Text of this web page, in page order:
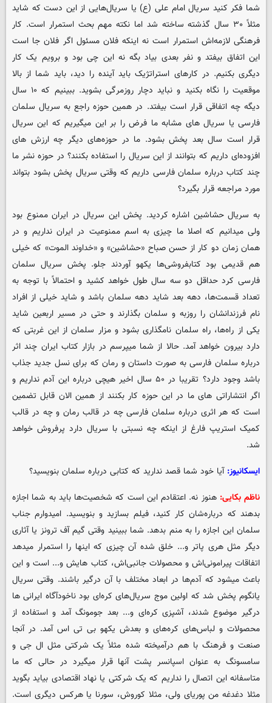
شما فکر کنید سریال امام علی (ع) یا سریال‌هایی از این دست که شاید
مثلاً ۳۰ سال گذشته ساخته شد اما نکته مهم بحث استمرار است. کار
فرهنگی لازمه‌اش استمرار است نه اینکه فلان مسئول اگر فلان جا است
این اتفاق بیفتد و نفر بعدی بیاد بگه نه این چی بود و برویم یک کار
دیگری بکنیم. در کارهای استراتژیک باید آینده را دید، باید شما از بالا
موقعیت را نگاه بکنید و نباید دچار روزمرگی بشوید. ببینیم که ۱۰ سال
دیگه چه اتفاقی قرار است بیفتد. در همین حوزه راجع به سریال سلمان
فارسی یا سریال های مشابه ما فرض را بر این میگیریم که این سریال
قرار است سال بعد پخش بشود. ما در حوزه‌های دیگر چه ارزش های
افزوده‌ای داریم که بتوانند از این سریال را استفاده بکنند؟ در حوزه نشر ما
چند کتاب درباره سلمان فارسی داریم که وقتی سریال پخش بشود بتواند
مورد مراجعه قرار بگیرد؟
به سریال حشاشین اشاره کردید. پخش این سریال در ایران ممنوع بود
ولی میدانیم که اصلا ما چیزی به اسم ممنوعیت در ایران نداریم و در
همان زمان دو کار از حسن صباح «حشاشین» و «خداوند الموت» که خیلی
هم قدیمی بود کتابفروشی‌ها یکهو آوردند جلو. پخش سریال سلمان
فارسی کرد حداقل دو سه سال طول خواهد کشید و احتمالاً با توجه به
تعداد قسمت‌ها، دهه بعد شاید دهه سلمان باشد و شاید خیلی از افراد
نام فرزندانشان را روزبه و سلمان بگذارند و حتی در مسیر اربعین شاید
یکی از راه‌ها، راه سلمان نامگذاری بشود و مزار سلمان از این غربتی که
دارد بیرون خواهد آمد. حالا از شما میپرسم در بازار کتاب ایران چند اثر
درباره سلمان فارسی به صورت داستان و رمان که برای نسل جدید جذاب
باشد وجود دارد؟ تقریبا در ۵۰ سال اخیر هیچی درباره این آدم نداریم و
اگر انتشاراتی های ما در این حوزه کار بکنند از همین الان قابل تضمین
است که هر اثری درباره سلمان فارسی چه در قالب رمان و چه در قالب
کمیک استریپ فارغ از اینکه چه نسبتی با سریال دارد پرفروش خواهد
شد.
ایسکانیوز: آیا خود شما قصد ندارید که کتابی درباره سلمان بنویسید؟
ناظم بکایی: هنوز نه. اعتقادم این است که شخصیت‌ها باید به شما اجازه
بدهند که درباره‌شان کار کنید، فیلم بسازید و بنویسید. امیدوارم جناب
سلمان این اجازه را به منم بدهد. شما ببینید وقتی گیم آف ترونز یا آثاری
دیگر مثل هری پاتر و... خلق شده آن چیزی که اینها را استمرار میدهد
اتفاقات پیرامونی‌اش و محصولات جانبی‌اش، کتاب هایش و... است و این
باعث میشود که آدم‌ها در ابعاد مختلف با آن درگیر باشند. وقتی سریال
یانگوم پخش شد که اولین موج سریال‌های کره‌ای بود ناخودآگاه ایرانی ها
درگیر موضوع شدند، آشپزی کره‌ای و... بعد جومونگ آمد و استفاده از
محصولات و لباس‌های کره‌های و بعدش یکهو بی تی اس آمد. در آنجا
صنعت و فرهنگ با هم درآمیخته شده مثلاً یک شرکتی مثل ال جی و
سامسونگ به عنوان اسپانسر پشت آنها قرار میگیرد در حالی که ما
متاسفانه این اتصال را نداریم که یک شرکتی یا نهاد اقتصادی بیاید بگوید
مثلا دغدغه من پوریای ولی، مثلا کوروش، سورنا یا هرکس دیگری است.